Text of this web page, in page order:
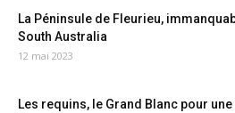
La Péninsule de Fleurieu,
South Australia
12 mai 2023
Les requins, le Grand Blanc pour une